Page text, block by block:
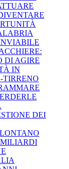
DI AGIRE
IN
TIRRENO
DEI
MILIARDI